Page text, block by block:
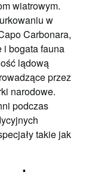
wiatrowym.
w
Carbonara,
i bogata fauna
lądową
przez
narodowe.
podczas
takie jak